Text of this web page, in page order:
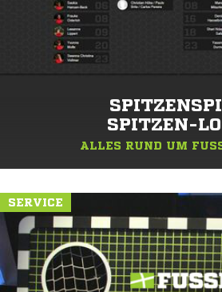
SPITZEN-
ALLES RUND UM
SERVICE